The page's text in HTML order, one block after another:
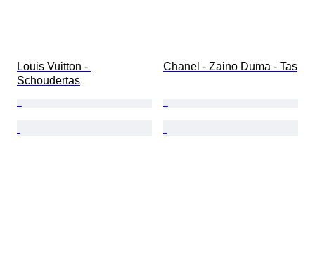
Louis Vuitton -
Schoudertas
Chanel - Zaino Duma - Tas